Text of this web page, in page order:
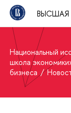
ВЫСШАЯ
Национальный
школа
бизнеса